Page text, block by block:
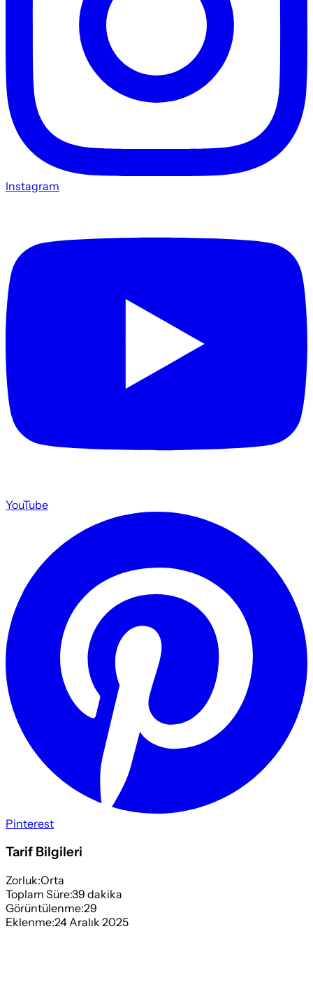
Instagram
YouTube
Pinterest
Tarif Bilgileri
Zorluk:Orta
Toplam Süre:39 dakika
Görüntülenme:29
Eklenme:24 Aralık 2025